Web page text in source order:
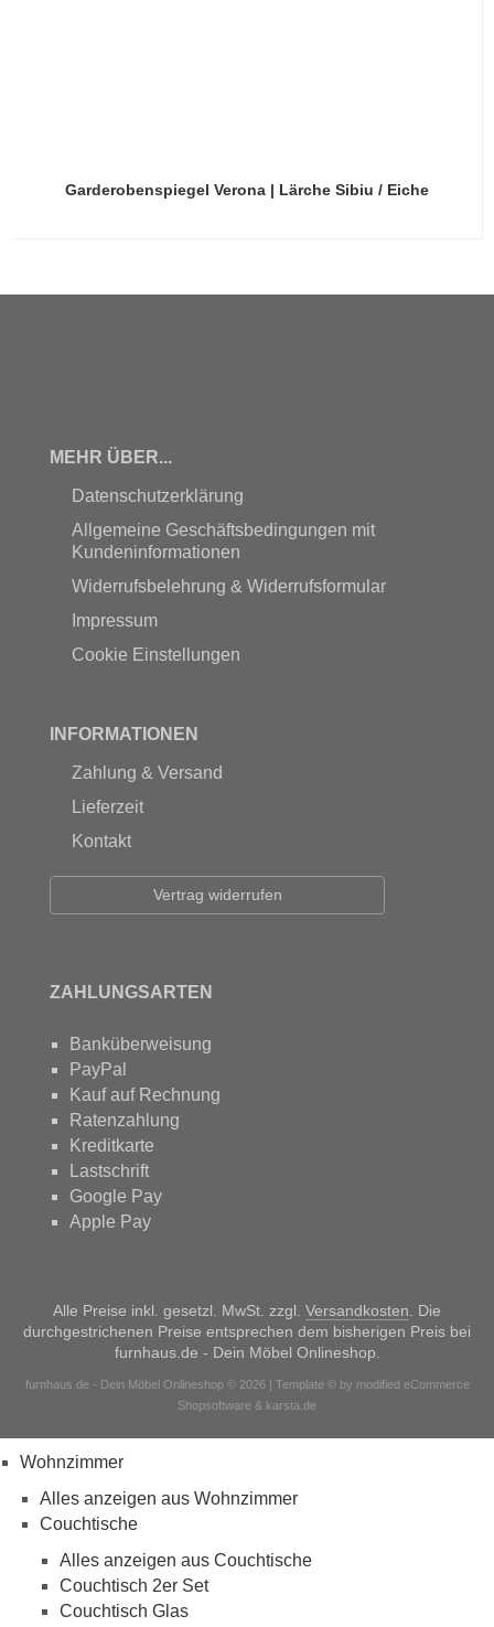
Garderobenspiegel Verona | Lärche Sibiu / Eiche
MEHR ÜBER...
Datenschutzerklärung
Allgemeine Geschäftsbedingungen mit
Kundeninformationen
Widerrufsbelehrung & Widerrufsformular
Impressum
Cookie Einstellungen
INFORMATIONEN
Zahlung & Versand
Lieferzeit
Kontakt
Vertrag widerrufen
ZAHLUNGSARTEN
Banküberweisung
PayPal
Kauf auf Rechnung
Ratenzahlung
Kreditkarte
Lastschrift
Google Pay
Apple Pay
Alle Preise inkl. gesetzl. MwSt. zzgl. Versandkosten . Die
durchgestrichenen Preise entsprechen dem bisherigen Preis bei
furnhaus.de - Dein Möbel Onlineshop.
furnhaus.de - Dein Möbel Onlineshop © 2026 | Template © by modified eCommerce
Shopsoftware & karsta.de
Wohnzimmer
Alles anzeigen aus Wohnzimmer
Couchtische
Alles anzeigen aus Couchtische
Couchtisch 2er Set
Couchtisch Glas